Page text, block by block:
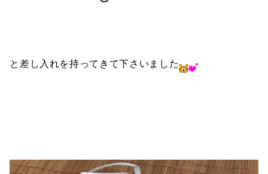
と差し入れを持ってきて下さいました